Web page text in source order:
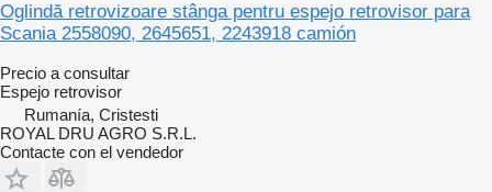
Oglindă retrovizoare stânga pentru espejo retrovisor para
Scania 2558090, 2645651, 2243918 camión
Precio a consultar
Espejo retrovisor
Rumanía, Cristesti
ROYAL DRU AGRO S.R.L.
Contacte con el vendedor